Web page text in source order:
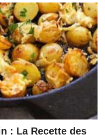
: La Recette des